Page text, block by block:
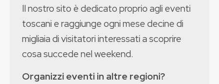
Il nostro sito è dedicato proprio agli eventi
toscani e raggiunge ogni mese decine di
migliaia di visitatori interessati a scoprire
cosa succede nel weekend.
Organizzi eventi in altre regioni?